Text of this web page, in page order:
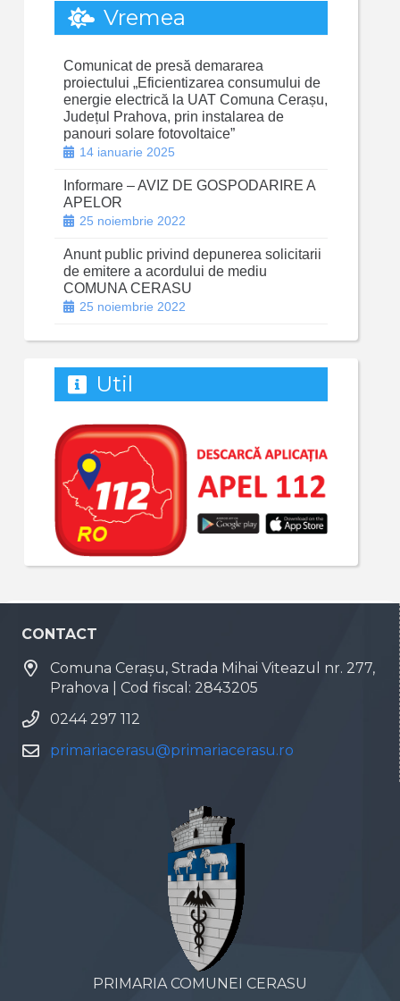
Vremea
Comunicat de presă demararea
proiectului „Eficientizarea consumului de
energie electrică la UAT Comuna Cerașu,
Județul Prahova, prin instalarea de
panouri solare fotovoltaice”
14 ianuarie 2025
Informare – AVIZ DE GOSPODARIRE A
APELOR
25 noiembrie 2022
Anunt public privind depunerea solicitarii
de emitere a acordului de mediu
COMUNA CERASU
25 noiembrie 2022
Util
CONTACT
Comuna Cerașu, Strada Mihai Viteazul nr. 277,
Prahova | Cod fiscal: 2843205
0244 297 112
primariacerasu@primariacerasu.ro
PRIMARIA COMUNEI CERASU